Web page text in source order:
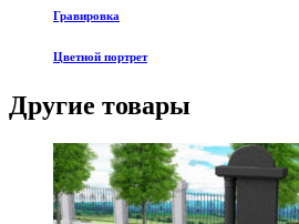
Гравировка
Цветной портрет
Другие товары